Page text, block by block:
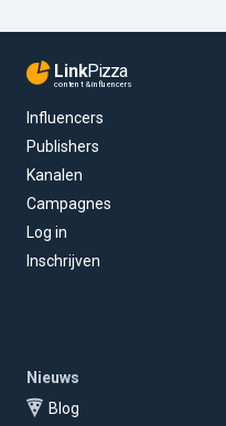
LinkPizza
content & influencers
Influencers
Publishers
Kanalen
Campagnes
Log in
Inschrijven
Nieuws
Blog